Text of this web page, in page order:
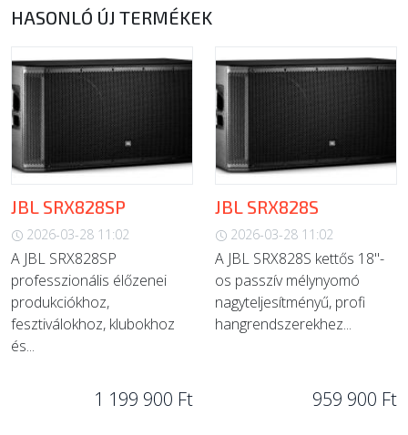
HASONLÓ ÚJ TERMÉKEK
JBL SRX828SP
2026-03-28 11:02
A JBL SRX828SP
professzionális élőzenei
produkciókhoz,
fesztiválokhoz, klubokhoz
és...
1 199 900 Ft
JBL SRX828S
2026-03-28 11:02
A JBL SRX828S kettős 18"-
os passzív mélynyomó
nagyteljesítményű, profi
hangrendszerekhez...
959 900 Ft